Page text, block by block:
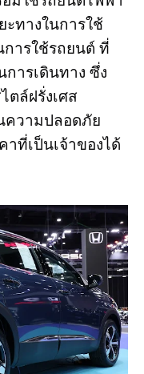
ทางในการใช้
ารใช้รถยนต์ ที่
ารเดินทาง ซึ่ง
ตล์ฝรั่งเศส
ความปลอดภัย
ที่เป็นเจ้าของได้